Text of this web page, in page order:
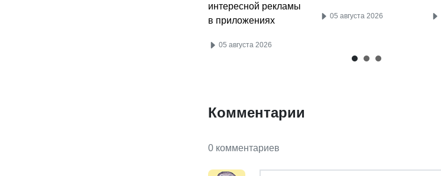
интересной рекламы
в приложениях
05 августа 2026
05 августа 2026
Комментарии
0 комментариев